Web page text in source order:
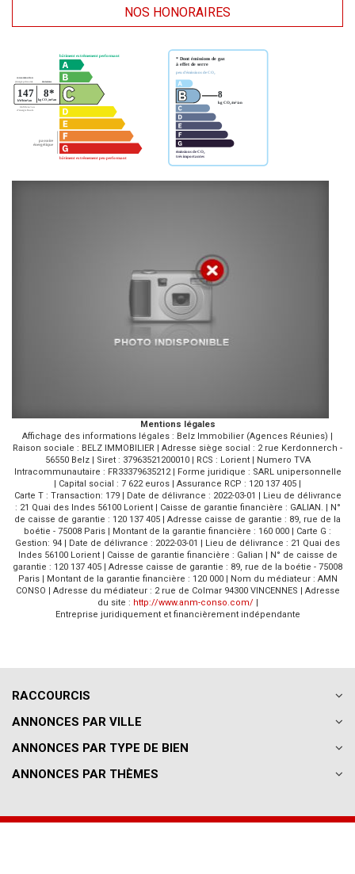
NOS HONORAIRES
Mentions légales
Affichage des informations légales : Belz Immobilier (Agences Réunies) |
Raison sociale : BELZ IMMOBILIER | Adresse siège social : 2 rue Kerdonnerch -
56550 Belz | Siret : 37963521200010 | RCS : Lorient | Numero TVA
Intracommunautaire : FR33379635212 | Forme juridique : SARL unipersonnelle
| Capital social : 7 622 euros | Assurance RCP : 120 137 405 |
Carte T : Transaction: 179 | Date de délivrance : 2022-03-01 | Lieu de délivrance
: 21 Quai des Indes 56100 Lorient | Caisse de garantie financière : GALIAN. | N°
de caisse de garantie : 120 137 405 | Adresse caisse de garantie : 89, rue de la
boétie - 75008 Paris | Montant de la garantie financière : 160 000 | Carte G :
Gestion: 94 | Date de délivrance : 2022-03-01 | Lieu de délivrance : 21 Quai des
Indes 56100 Lorient | Caisse de garantie financière : Galian | N° de caisse de
garantie : 120 137 405 | Adresse caisse de garantie : 89, rue de la boétie - 75008
Paris | Montant de la garantie financière : 120 000 | Nom du médiateur : AMN
CONSO | Adresse du médiateur : 2 rue de Colmar 94300 VINCENNES | Adresse
du site : http://www.anm-conso.com/ |
Entreprise juridiquement et financièrement indépendante
RACCOURCIS
ANNONCES PAR VILLE
ANNONCES PAR TYPE DE BIEN
ANNONCES PAR THÈMES